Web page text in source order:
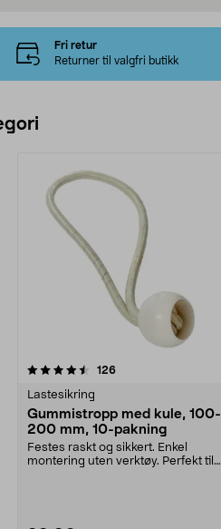
Fri retur
Returner til valgfri butikk
126anmeldelser
Lastesikring
Gummistropp med kule, 100-
200 mm, 10-pakning
Festes raskt og sikkert. Enkel
montering uten verktøy. Perfekt til
4.0 av 5 stjerner